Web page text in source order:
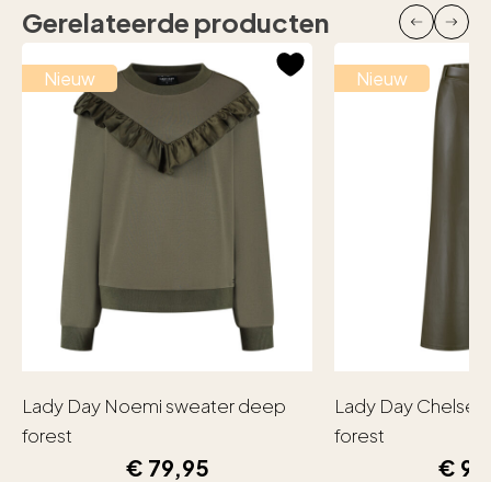
Gerelateerde producten
Nieuw
Lady Day Noemi sweater deep
forest
€ 79,95
Nieuw
Lady Day
forest
€